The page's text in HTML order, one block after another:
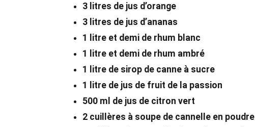
3 litres de jus d’orange
3 litres de jus d’ananas
1 litre et demi de rhum blanc
1 litre et demi de rhum ambré
1 litre de sirop de canne à sucre
1 litre de jus de fruit de la passion
500 ml de jus de citron vert
2 cuillères à soupe de cannelle en poudre